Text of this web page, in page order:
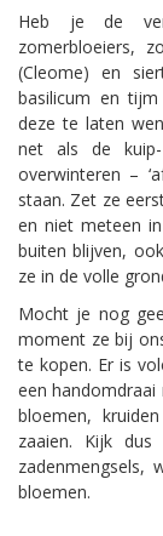
Heb je de
zomerbloeiers,
(Cleome) en
basilicum en
deze te laten
net als de
overwinteren –
staan. Zet ze
en niet meteen
buiten blijven,
ze in de volle
Mocht je nog
moment ze bij
te kopen. Er is
een
bloemen,
zaaien. Kijk
zadenmengsels,
bloemen.